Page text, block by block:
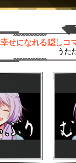
幸せになれる隠しコ
うた